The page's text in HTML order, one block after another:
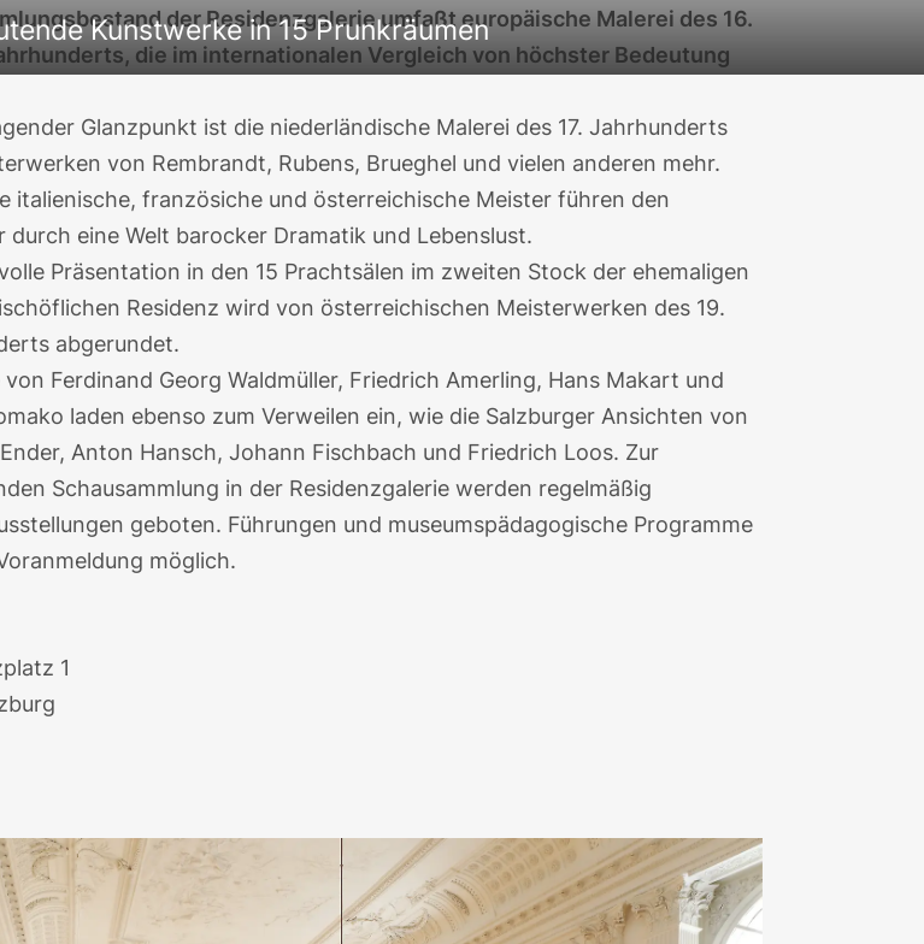
Kunstwerke in 15 Prunkräumen
der Residenzgalerie umfaßt europäische Malerei des 16.
die im internationalen Vergleich von höchster Bedeutung
Glanzpunkt ist die niederländische Malerei des 17. Jahrhunderts
von Rembrandt, Rubens, Brueghel und vielen anderen mehr.
italienische, französiche und österreichische Meister führen den
durch eine Welt barocker Dramatik und Lebenslust.
Präsentation in den 15 Prachtsälen im zweiten Stock der ehemaligen
Residenz wird von österreichischen Meisterwerken des 19.
abgerundet.
von Ferdinand Georg Waldmüller, Friedrich Amerling, Hans Makart und
laden ebenso zum Verweilen ein, wie die Salzburger Ansichten von
Anton Hansch, Johann Fischbach und Friedrich Loos. Zur
Schausammlung in der Residenzgalerie werden regelmäßig
geboten. Führungen und museumspädagogische Programme
möglich.
1